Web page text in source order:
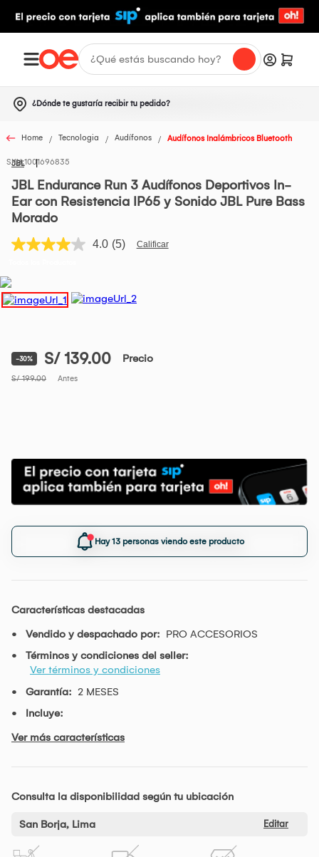
¿Dónde te gustaría recibir tu pedido?
Home Tecnologia Audífonos Audífonos Inalámbricos Bluetooth
JBL1001696835
JBL Endurance Run 3 Audífonos Deportivos In-
Ear con Resistencia IP65 y Sonido JBL Pure Bass
Morado
4.0 Lea
en
la
(5)
-30% S/ 139.00 Precio
S/ 199.00 Antes
Hay 13 personas viendo este producto
Características destacadas
Vendido y despachado por: PRO ACCESORIOS
Términos y condiciones del seller:
Ver términos y condiciones
Garantía: 2 MESES
Incluye:
Ver más características
Consulta la disponibilidad según tu ubicación
San Borja, Lima Editar